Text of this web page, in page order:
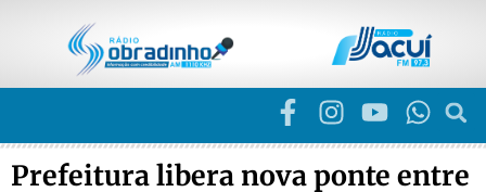
Prefeitura libera nova ponte entre